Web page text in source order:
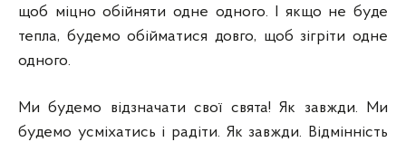
щоб міцно обійняти одне одного. І якщо не буде
тепла, будемо обійматися довго, щоб зігріти одне
одного.
Ми будемо відзначати свої свята! Як завжди. Ми
будемо усміхатись і радіти. Як завжди. Відмінність